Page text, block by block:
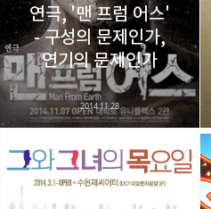
카카오스토리 밴드
연극, '맨 프럼 어스'
- 구성의 문제인가,
연기의 문제인가
2014.11.28